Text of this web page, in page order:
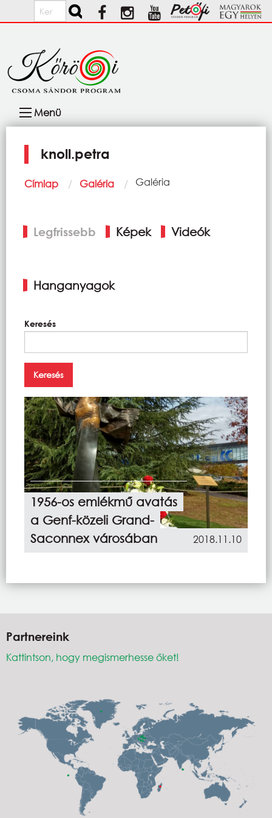
Ugrás a tartalomra
Keresés
navigáció
Menü
knoll.petra
Morzsa
Címlap Galéria Current:
Galéria
fülek
Legfrissebb Képek Videók
Hanganyagok
Keresés
1956-os emlékmű avatás
a Genf-közeli Grand-
Saconnex városában
2018.11.10
Partnereink
Kattintson, hogy megismerhesse őket!